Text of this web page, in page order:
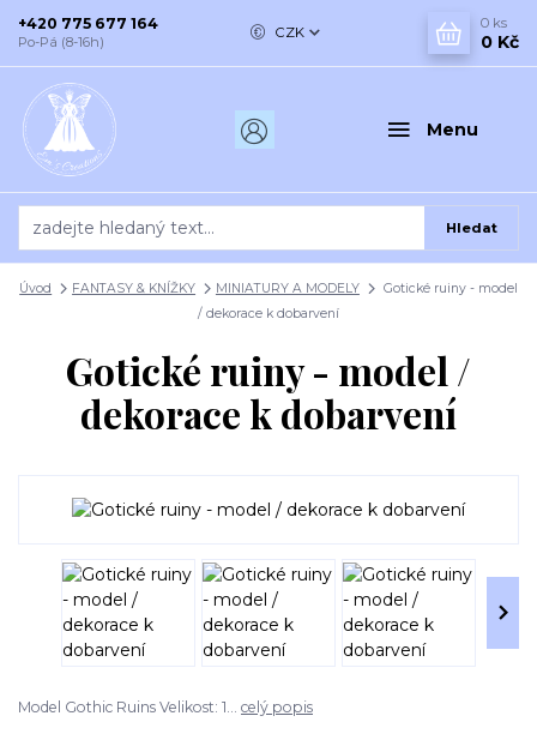
Menu
CZK
Hledat
+420 775 677 164
Po-Pá (8-16h)
0 ks
0 Kč
Úvod FANTASY & KNÍŽKY MINIATURY A MODELY
Gotické ruiny - model
/ dekorace k dobarvení
Gotické ruiny - model /
dekorace k dobarvení
Model Gothic Ruins Velikost: 1... celý popis